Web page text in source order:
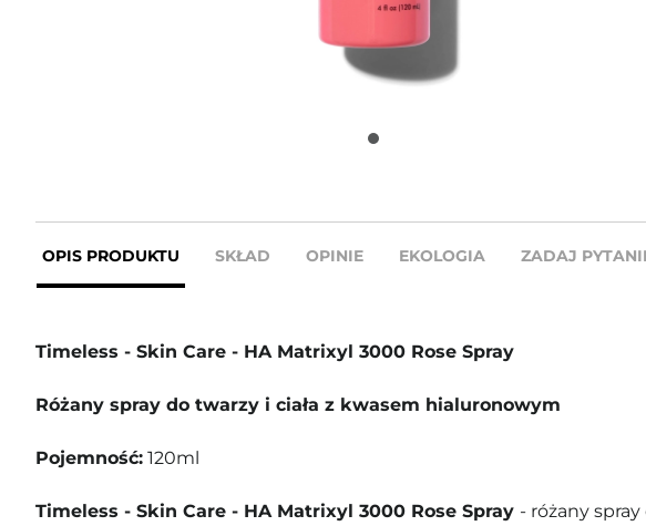
OPIS PRODUKTU SKŁAD OPINIE EKOLOGIA ZADAJ
Timeless - Skin Care - HA Matrixyl 3000 Rose Spray
Różany spray do twarzy i ciała z kwasem hialuronowym
Pojemność: 120ml
Timeless - Skin Care - HA Matrixyl 3000 Rose Spray - różany spray